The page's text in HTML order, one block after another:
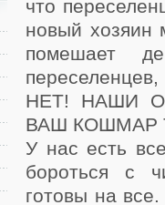
что
новый хозяин
помешает
НЕТ! НАШИ
ВАШ КОШМАР
У нас есть
бороться с
готовы на